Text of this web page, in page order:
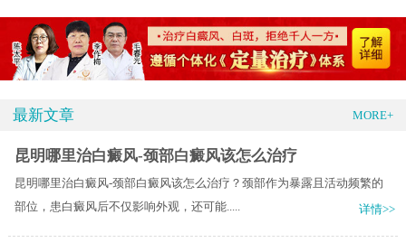
最新文章 MORE+
昆明哪里治白癜风-颈部白癜风该怎么治疗
昆明哪里治白癜风-颈部白癜风该怎么治疗？颈部作为暴露且活动频繁的
部位，患白癜风后不仅影响外观，还可能.....
详情>>